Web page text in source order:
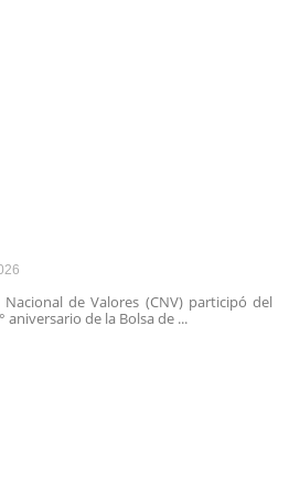
de Valores (CNV) participó del
de la Bolsa de ...